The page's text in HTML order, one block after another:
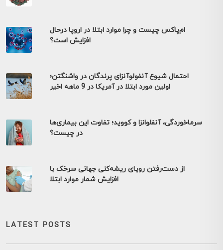
ام‌پاکس چیست و چرا موارد ابتلا در اروپا درحال
افزایش است؟
احتمال شیوع آنفولوآنزای پرندگان در واشنگتن؛
اولین مورد ابتلا در آمریکا در 9 ماهه اخیر
سرماخوردگی، آنفلوانزا و کووید؛ تفاوت این بیماری‌ها
در چیست؟
از دست‌رفتن رویای ریشه‌کنی جهانی سرخک با
افزایش شمار موارد ابتلا
LATEST POSTS